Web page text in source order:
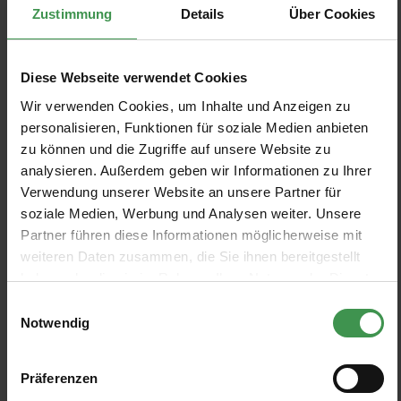
Zustimmung Details Über Cookies
Diese Webseite verwendet Cookies
Wir verwenden Cookies, um Inhalte und Anzeigen zu
personalisieren, Funktionen für soziale Medien anbieten
zu können und die Zugriffe auf unsere Website zu
analysieren. Außerdem geben wir Informationen zu Ihrer
Verwendung unserer Website an unsere Partner für
soziale Medien, Werbung und Analysen weiter. Unsere
Partner führen diese Informationen möglicherweise mit
weiteren Daten zusammen, die Sie ihnen bereitgestellt
haben oder die sie im Rahmen Ihrer Nutzung der Dienste
Notwendig
Präferenzen
2 Farben Ab 88,00 € 2 Farben Ab 88,00 €
Tapete Into the Wild
88,00 €
Tapete Jolly Jurassic
1 Farben
88,00 €
Tapete Tickety Boo
Harlequin
88,00 €
Tapete Best of Friends
Harlequin
1 Farben
Tapete Go Go Retro
1 Farben
Tapete Little Owls
Ab 88,00 €
Tapete Just Keep Trucking